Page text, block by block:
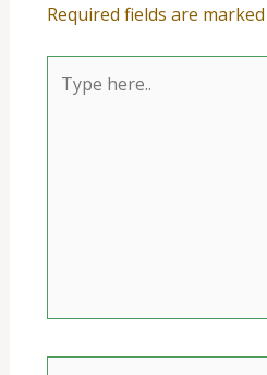
Required fields are marked
here..